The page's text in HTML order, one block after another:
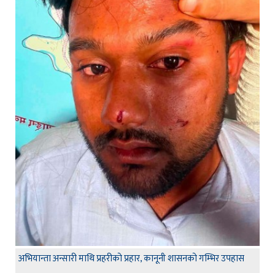
अभियान्ता अन्सारी माथि प्रहरीको प्रहार, कानूनी शासनको गम्भिर उपहास